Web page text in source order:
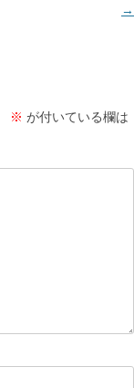
→
※ が付いている欄は